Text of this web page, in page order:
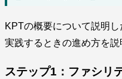
KPTの概要について説明
実践するときの進め方を説
ステップ1：ファシリ